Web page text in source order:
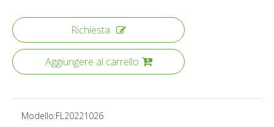
Richiesta
Aggiungere al carrello
Modello:FL20221026